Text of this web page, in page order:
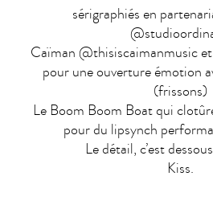
sérigraphiés en
Caïman @thisiscaimanmusic
pour une ouverture émotion
(frissons)
Le Boom Boom Boat qui
pour du lipsynch
Le détail, c’est
Kiss.